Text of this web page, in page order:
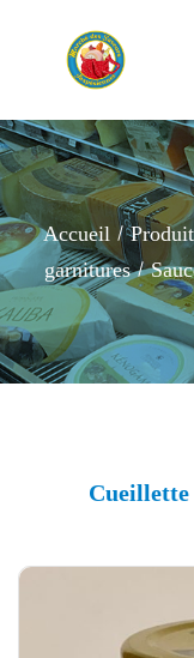
Accueil
garnitures
Cueillette